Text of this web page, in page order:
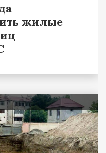
жилые